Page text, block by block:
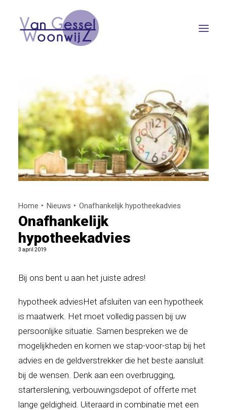
ZAKELIJK
OVER ONS
REVIEWS
CONTACT
IK WIL GRAAG…
Home Nieuws Onafhankelijk hypotheekadvies
Onafhankelijk
hypotheekadvies
3 april 2019
Bij ons bent u aan het juiste adres!
hypotheek adviesHet afsluiten van een hypotheek
is maatwerk. Het moet volledig passen bij uw
persoonlijke situatie. Samen bespreken we de
mogelijkheden en komen we stap-voor-stap bij het
advies en de geldverstrekker die het beste aansluit
bij de wensen. Denk aan een overbrugging,
starterslening, verbouwingsdepot of offerte met
lange geldigheid. Uiteraard in combinatie met een